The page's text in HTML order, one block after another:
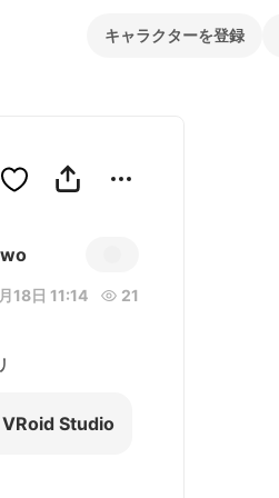
キャラクターを登録
18日 11:14 21
VRoid Studio